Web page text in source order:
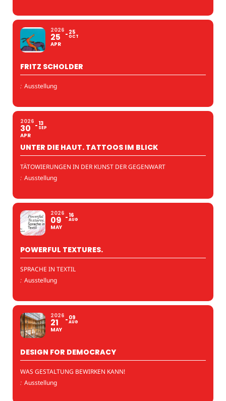
2026
25
APR
25
OCT
FRITZ SCHOLDER
: Ausstellung
2026
30
APR
13
SEP
UNTER DIE HAUT. TATTOOS IM BLICK
TÄTOWIERUNGEN IN DER KUNST DER GEGENWART
: Ausstellung
2026
09
MAY
16
AUG
POWERFUL TEXTURES.
SPRACHE IN TEXTIL
: Ausstellung
2026
21
MAY
09
AUG
DESIGN FOR DEMOCRACY
WAS GESTALTUNG BEWIRKEN KANN!
: Ausstellung